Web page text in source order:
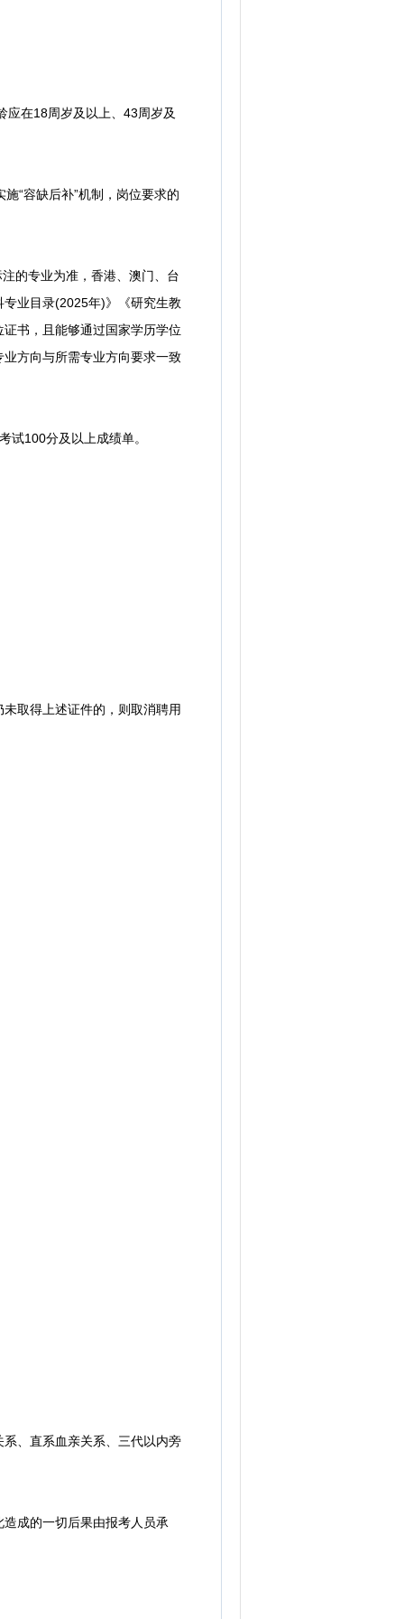
在18周岁及以上、43周岁及
“容缺后补”机制，岗位要求的
的专业为准，香港、澳门、台
业目录(2025年)》《研究生教
书，且能够通过国家学历学位
方向与所需专业方向要求一致
100分及以上成绩单。
取得上述证件的，则取消聘用
、直系血亲关系、三代以内旁
成的一切后果由报考人员承